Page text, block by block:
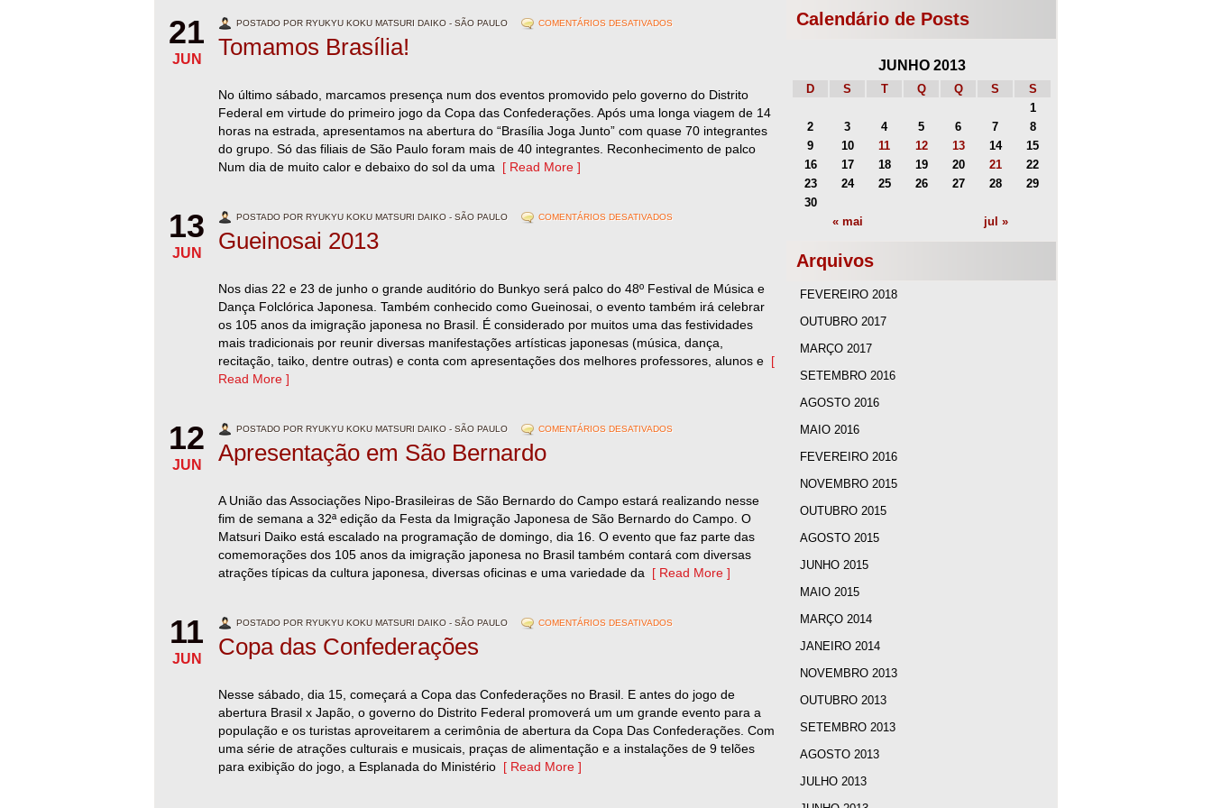
21
JUN
POSTADO POR RYUKYU KOKU MATSURI DAIKO - SÃO PAULO COMENTÁRIOS DESATIVADOS
Tomamos Brasília!
No último sábado, marcamos presença num dos eventos promovido pelo governo do Distrito
Federal em virtude do primeiro jogo da Copa das Confederações. Após uma longa viagem de 14
horas na estrada, apresentamos na abertura do “Brasília Joga Junto” com quase 70 integrantes
do grupo. Só das filiais de São Paulo foram mais de 40 integrantes. Reconhecimento de palco
Num dia de muito calor e debaixo do sol da uma [ Read More ]
13
JUN
POSTADO POR RYUKYU KOKU MATSURI DAIKO - SÃO PAULO COMENTÁRIOS DESATIVADOS
Gueinosai 2013
Nos dias 22 e 23 de junho o grande auditório do Bunkyo será palco do 48º Festival de Música e
Dança Folclórica Japonesa. Também conhecido como Gueinosai, o evento também irá celebrar
os 105 anos da imigração japonesa no Brasil. É considerado por muitos uma das festividades
mais tradicionais por reunir diversas manifestações artísticas japonesas (música, dança,
recitação, taiko, dentre outras) e conta com apresentações dos melhores professores, alunos e [
Read More ]
12
JUN
POSTADO POR RYUKYU KOKU MATSURI DAIKO - SÃO PAULO COMENTÁRIOS DESATIVADOS
Apresentação em São Bernardo
A União das Associações Nipo-Brasileiras de São Bernardo do Campo estará realizando nesse
fim de semana a 32ª edição da Festa da Imigração Japonesa de São Bernardo do Campo. O
Matsuri Daiko está escalado na programação de domingo, dia 16. O evento que faz parte das
comemorações dos 105 anos da imigração japonesa no Brasil também contará com diversas
atrações típicas da cultura japonesa, diversas oficinas e uma variedade da [ Read More ]
11
JUN
POSTADO POR RYUKYU KOKU MATSURI DAIKO - SÃO PAULO COMENTÁRIOS DESATIVADOS
Copa das Confederações
Nesse sábado, dia 15, começará a Copa das Confederações no Brasil. E antes do jogo de
abertura Brasil x Japão, o governo do Distrito Federal promoverá um um grande evento para a
população e os turistas aproveitarem a cerimônia de abertura da Copa Das Confederações. Com
uma série de atrações culturais e musicais, praças de alimentação e a instalações de 9 telões
para exibição do jogo, a Esplanada do Ministério [ Read More ]
Calendário de Posts
JUNHO 2013
D S T Q Q S S
« mai jul »
1
2
3 4 5 6 7
8
9
10 11 12 13 14
15
16
17 18 19 20 21
22
23
24 25 26 27 28
29
30
Arquivos
FEVEREIRO 2018
OUTUBRO 2017
MARÇO 2017
SETEMBRO 2016
AGOSTO 2016
MAIO 2016
FEVEREIRO 2016
NOVEMBRO 2015
OUTUBRO 2015
AGOSTO 2015
JUNHO 2015
MAIO 2015
MARÇO 2014
JANEIRO 2014
NOVEMBRO 2013
OUTUBRO 2013
SETEMBRO 2013
AGOSTO 2013
JULHO 2013